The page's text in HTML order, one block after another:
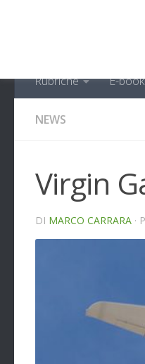
Rubriche E-book
NEWS
Virgin
DI MARCO CARRARA ·